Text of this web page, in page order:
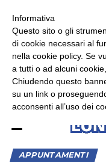
ASCOLTA RADIO LUNA
APPUNTAMENTI
×
Informativa
Questo sito o gli
di cookie necessari al
nella cookie policy. Se
a tutti o ad alcuni
Chiudendo questo
su un link o
acconsenti all’uso dei